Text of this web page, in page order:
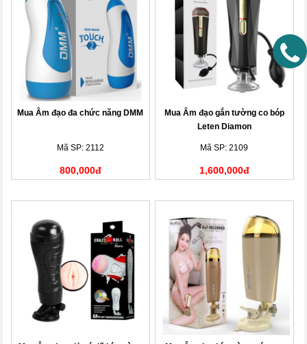
Mua Âm đạo đa chức năng DMM
Mã SP: 2112
800,000đ
Mua Âm đạo gắn tường co bóp
Leten Diamon
Mã SP: 2109
1,600,000đ